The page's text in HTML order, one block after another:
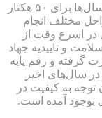
به حول قوه الهی در شهرستان مغان طی این سال‌ها برای ۵۰ هکتار
مراحل مختلف انجام
در اسرع وقت از
و تاییدیه جهاد
گرفته و رقم پایه
سال‌های اخیر
به کیفیت در
بوجود آمده است.